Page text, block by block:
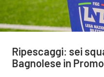
Ripescaggi: sei
Bagnolese in